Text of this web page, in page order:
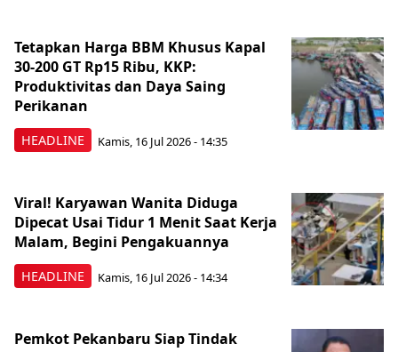
HEADLINE
Tetapkan Harga BBM Khusus Kapal
30-200 GT Rp15 Ribu, KKP:
Produktivitas dan Daya Saing
Perikanan
Kamis, 16 Jul 2026 - 14:35
HEADLINE
Viral! Karyawan Wanita Diduga
Dipecat Usai Tidur 1 Menit Saat Kerja
Malam, Begini Pengakuannya
Kamis, 16 Jul 2026 - 14:34
Pemkot Pekanbaru Siap Tindak